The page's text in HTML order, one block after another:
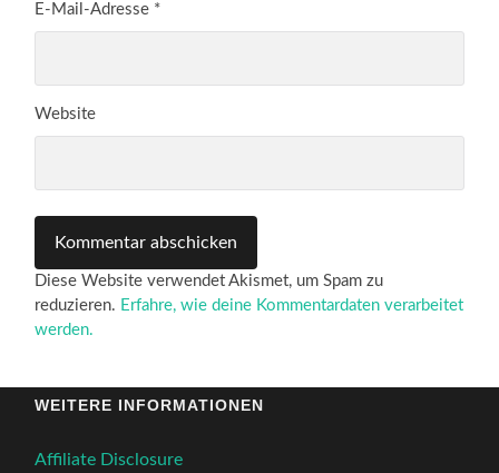
E-Mail-Adresse *
Website
Diese Website verwendet Akismet, um Spam zu
reduzieren. Erfahre, wie deine Kommentardaten verarbeitet
werden.
WEITERE INFORMATIONEN
Affiliate Disclosure